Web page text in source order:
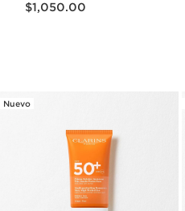
$1,050.00
Nuevo